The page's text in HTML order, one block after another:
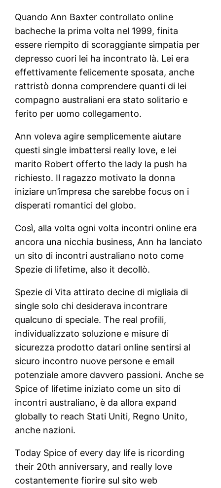
Quando Ann Baxter controllato online
bacheche la prima volta nel 1999, finita
essere riempito di scoraggiante simpatia per
depresso cuori lei ha incontrato là. Lei era
effettivamente felicemente sposata, anche
rattristò donna comprendere quanti di lei
compagno australiani era stato solitario e
ferito per uomo collegamento.
Ann voleva agire semplicemente aiutare
questi single imbattersi really love, e lei
marito Robert offerto the lady la push ha
richiesto. Il ragazzo motivato la donna
iniziare un’impresa che sarebbe focus on i
disperati romantici del globo.
Così, alla volta ogni volta incontri online era
ancora una nicchia business, Ann ha lanciato
un sito di incontri australiano noto come
Spezie di lifetime, also it decollò.
Spezie di Vita attirato decine di migliaia di
single solo chi desiderava incontrare
qualcuno di speciale. The real profili,
individualizzato soluzione e misure di
sicurezza prodotto datari online sentirsi al
sicuro incontro nuove persone e email
potenziale amore davvero passioni. Anche se
Spice of lifetime iniziato come un sito di
incontri australiano, è da allora expand
globally to reach Stati Uniti, Regno Unito,
anche nazioni.
Today Spice of every day life is ricording
their 20th anniversary, and really love
costantemente fiorire sul sito web